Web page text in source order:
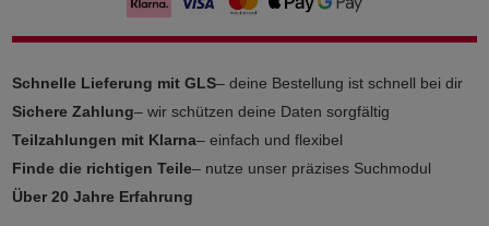
Schnelle Lieferung mit GLS– deine Bestellung ist schnell bei dir
Sichere Zahlung– wir schützen deine Daten sorgfältig
Teilzahlungen mit Klarna– einfach und flexibel
Finde die richtigen Teile– nutze unser präzises Suchmodul
Über 20 Jahre Erfahrung